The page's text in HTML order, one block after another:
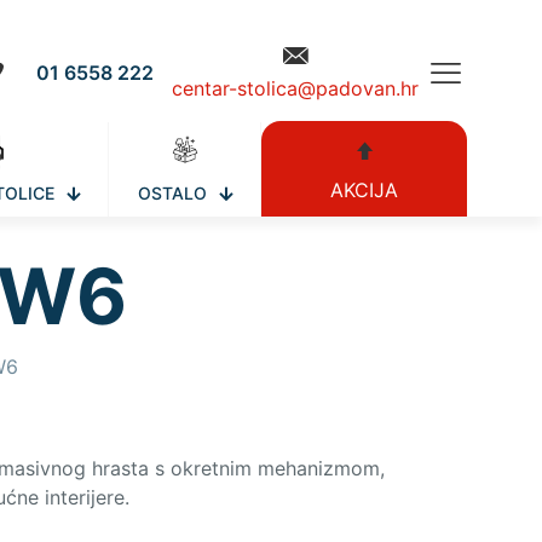
01 6558 222
centar-stolica@padovan.hr
OSTALO AKCIJA
hrasta s okretnim mehanizmom,
interijere.